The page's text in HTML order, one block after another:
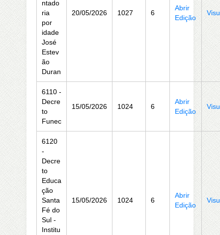
ntado
ria
por
idade
José
Estev
ão
Duran
20/05/2026 1027 6
Abrir
Edição
6110 -
Decre
to
Funec
15/05/2026 1024 6
Abrir
Edição
6120
-
Decre
to
Educa
ção
Santa
Fé do
Sul -
Institu
15/05/2026 1024 6
Abrir
Edição